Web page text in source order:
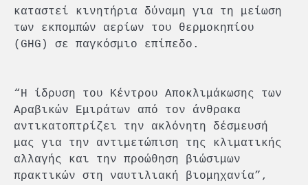
καταστεί κινητήρια δύναμη για τη μείωση
των εκπομπών αερίων του θερμοκηπίου
(GHG) σε παγκόσμιο επίπεδο.
“Η ίδρυση του Κέντρου Αποκλιμάκωσης των
Αραβικών Εμιράτων από τον άνθρακα
αντικατοπτρίζει την ακλόνητη δέσμευσή
μας για την αντιμετώπιση της κλιματικής
αλλαγής και την προώθηση βιώσιμων
πρακτικών στη ναυτιλιακή βιομηχανία”,